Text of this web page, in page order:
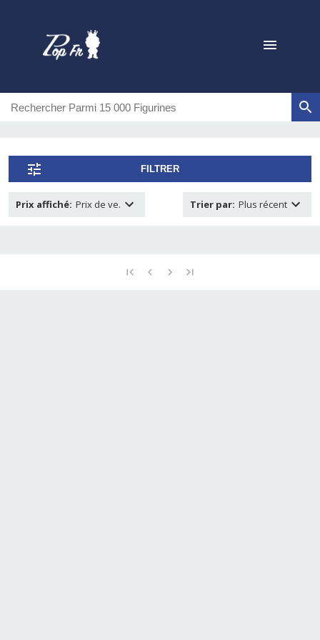
FILTRER
Prix affiché: Prix de ve. Trier par: Plus récent